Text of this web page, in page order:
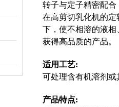
转子与定子精密配
在高剪切乳化机的
下，使不相溶的液
获得高品质的产品。
适用工艺:
可处理含有机溶剂
产品特点: